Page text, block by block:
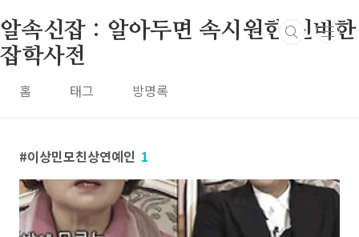
알속신잡 : 알아두면 속시원한 신비한
잡학사전
홈 태그 방명록
이상민모친상연예인 1